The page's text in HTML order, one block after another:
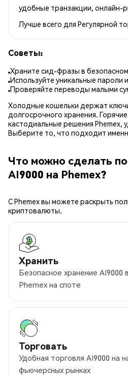
удобные транзакции, онлайн-
Лучше всего для Регулярной
Советы:
Храните сид-фразы в
Используйте уникальные пароли и
Проверяйте переводы малыми
Холодные кошельки держат
долгосрочного хранения.
кастодиальные решения
Выберите то, что подходит
Что можно сделать
AI9000 на Phemex?
С Phemex вы можете раскрыть
криптовалюты.
Хранить
Безопасное хранение AI9000
Phemex на споте
Торговать
Удобная торговля AI9000 на
фьючерсных рынках